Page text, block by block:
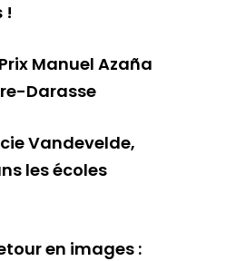
!
Manuel Azaña
Darasse
Vandevelde,
les écoles
en images :